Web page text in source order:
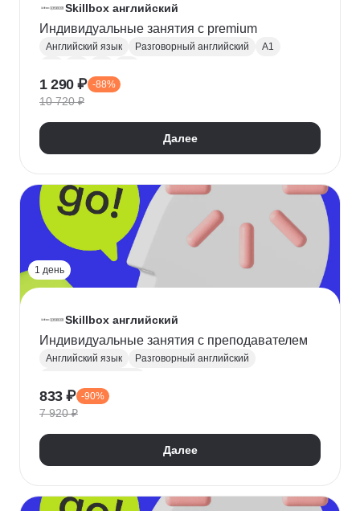
Skillbox английский
Индивидуальные занятия с premium
Английский язык Разговорный английский
A1
Английский для путешествий
1 290 ₽ -88%
10 720 ₽
Далее
1 день
Skillbox английский
Индивидуальные занятия с преподавателем
Английский язык
Разговорный английский
Английский для собеседования
B2
C1
Письменный английский
833 ₽ -90%
7 920 ₽
Далее